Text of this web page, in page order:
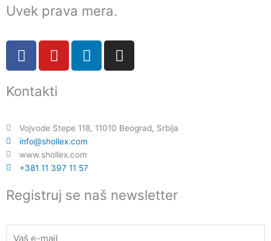
Uvek prava mera.
F
a
e
o
o
k
Y
o
t
b
e
L
i
d
i
n
I
n
g
Kontakti
Vojvode Stepe 118, 11010 Beograd, Srbija
info@shollex.com
www.shollex.com
+381 11 397 11 57
Registruj se naš newsletter